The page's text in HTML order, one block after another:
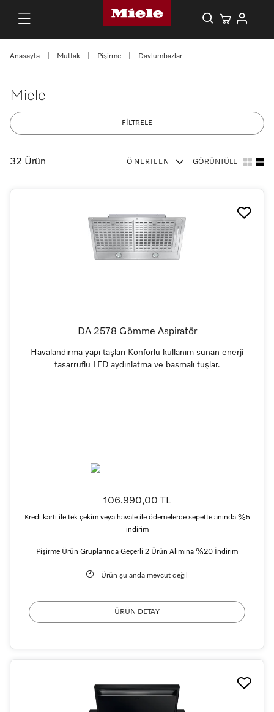
Anasayfa Mutfak Pişirme Davlumbazlar
Miele
FİLTRELE
32 Ürün ÖNERILEN GÖRÜNTÜLE
DA 2578 Gömme Aspiratör
Havalandırma yapı taşları Konforlu kullanım sunan enerji
tasarruflu LED aydınlatma ve basmalı tuşlar.
106.990,00 TL
Kredi kartı ile tek çekim veya havale ile ödemelerde sepette anında %5
indirim
Pişirme Ürün Gruplarında Geçerli 2 Ürün Alımına %20 İndirim
Ürün şu anda mevcut değil
ÜRÜN DETAY